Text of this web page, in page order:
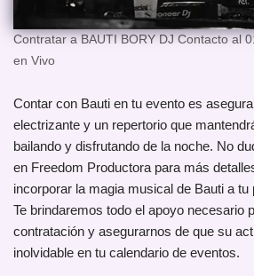
Contratar a BAUTI BORY DJ Contacto al
en Vivo
Contar con Bauti en tu evento es
electrizante y un repertorio que
bailando y disfrutando de la noche. No
en Freedom Productora para más
incorporar la magia musical de Bauti a
Te brindaremos todo el apoyo necesario
contratación y asegurarnos de que su
inolvidable en tu calendario de eventos.